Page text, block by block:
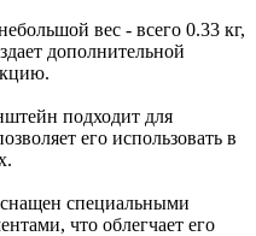
вес - всего 0.33 кг,
дополнительной
подходит для
его использовать в
специальными
что облегчает его